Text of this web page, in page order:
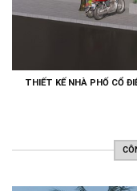
THIẾT KẾ NHÀ PHỐ CỔ